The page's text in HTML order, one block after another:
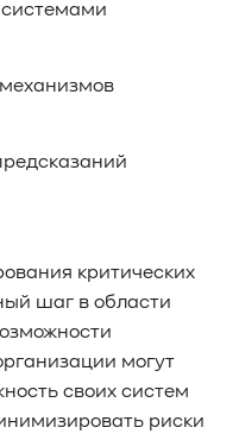
критических
шаг в области
могут
своих систем
риски